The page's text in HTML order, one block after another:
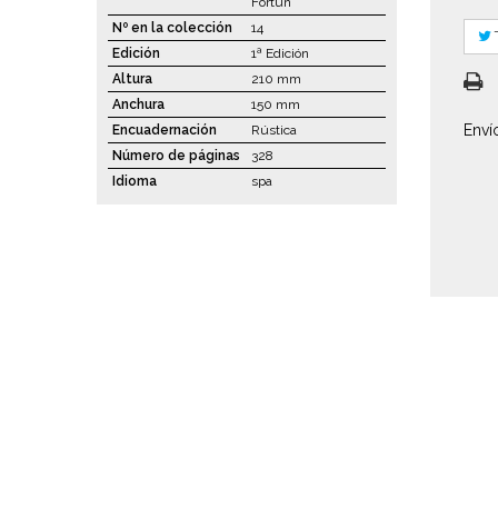
Nº en la colección
14
Edición
1ª Edición
Altura
210 mm
Anchura
150 mm
Encuadernación
Rústica
Número de páginas
328
Idioma
spa